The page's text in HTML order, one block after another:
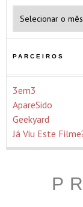
PARCEIROS
3em3
ApareSido
Geekyard
Já Viu Este